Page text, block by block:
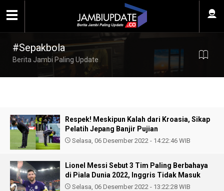
#Sepakbola
Berita Jambi Paling Update
Respek! Meskipun Kalah dari Kroasia, Sikap
Pelatih Jepang Banjir Pujian
Selasa, 06 Desember 2022 - 14:22:46 WIB
Lionel Messi Sebut 3 Tim Paling Berbahaya
di Piala Dunia 2022, Inggris Tidak Masuk
Selasa, 06 Desember 2022 - 13:22:28 WIB